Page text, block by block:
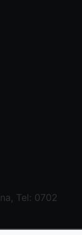
Tel: 0702